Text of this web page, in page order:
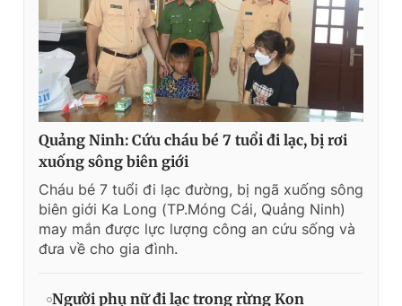
Quảng Ninh: Cứu cháu bé 7 tuổi đi lạc, bị rơi
xuống sông biên giới
Cháu bé 7 tuổi đi lạc đường, bị ngã xuống sông
biên giới Ka Long (TP.Móng Cái, Quảng Ninh)
may mắn được lực lượng công an cứu sống và
đưa về cho gia đình.
Người phụ nữ đi lạc trong rừng Kon